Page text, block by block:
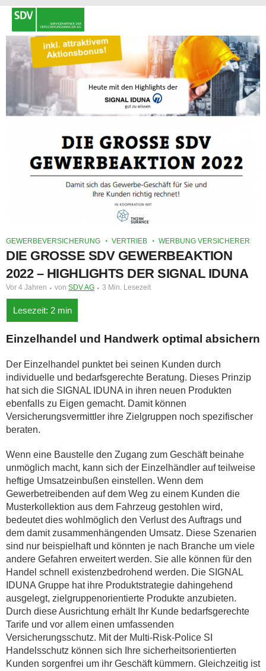
GEWERBEVERSICHERUNG VERTRIEB WERBUNG VERSICHERER
DIE GROSSE SDV GEWERBEAKTION 2
022 – HIGHLIGHTS DER SIGNAL IDUNA
Vor 4 Jahren von SDV AG 3 Min. Lesezeit
Einzelhandel und Handwerk optimal absichern
Der Einzelhandel punktet bei seinen Kunden durch
individuelle und bedarfsgerechte Beratung. Dieses Prinzip
hat sich die SIGNAL IDUNA in ihren neuen Produkten
ebenfalls zu Eigen gemacht. Damit können
Versicherungsvermittler ihre Zielgruppen noch spezifischer
beraten.
Wenn eine Baustelle den Zugang zum Geschäft beinahe
unmöglich macht, kann sich der Einzelhändler auf teilweise
heftige Umsatzeinbußen einstellen. Wenn dem
Gewerbetreibenden auf dem Weg zu einem Kunden die
Musterkollektion aus dem Fahrzeug gestohlen wird,
bedeutet dies wohlmöglich den Verlust des Auftrags und
dem damit zusammenhängenden Umsatz. Diese Szenarien
sind nur beispielhaft und könnten je nach Branche um viele
andere Gefahren erweitert werden. Sie alle können für den
Handel schnell existenzbedrohend werden. Die SIGNAL
IDUNA Gruppe hat ihre Produktstrategie dahingehend
ausgelegt, zielgruppenorientierte Produkte anzubieten.
Durch diese Ausrichtung erhält Ihr Kunde bedarfsgerechte
Tarife und vor allem einen umfassenden
Versicherungsschutz. Mit der Multi-Risk-Police SI
Handelsschutz können sich Ihre sicherheitsorientierten
Kunden sorgenfrei um ihr Geschäft kümmern. Gleichzeitig ist